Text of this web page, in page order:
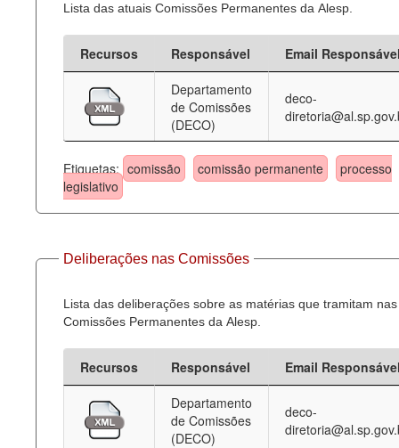
Lista das atuais Comissões Permanentes da Alesp.
Recursos Responsável
Email
Departamento
de Comissões
(DECO)
deco-
Etiquetas: comissão comissão permanente
processo
legislativo
Deliberações nas Comissões
Lista das deliberações sobre as matérias que tramitam nas
Comissões Permanentes da Alesp.
Recursos Responsável
Email
Departamento
de Comissões
(DECO)
deco-